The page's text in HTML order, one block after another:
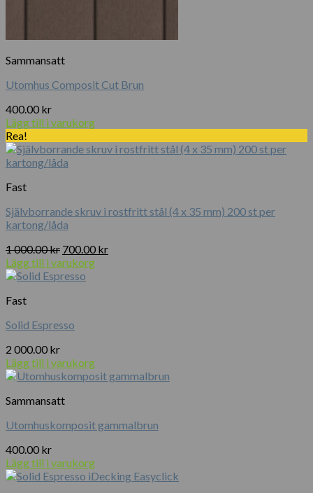
Sammansatt
Utomhus Composit Cut Brun
400.00 kr
Lägg till i varukorg
Rea!
Fast
Självborrande skruv i rostfritt stål (4 x 35 mm) 200 st per
kartong/låda
1 000.00kr Det
ursprungliga
priset
700.00 krDet
Lägg till i varukorg
Fast
Solid Espresso
2 000.00 kr
Lägg till i varukorg
Sammansatt
Utomhuskomposit gammalbrun
400.00 kr
Lägg till i varukorg